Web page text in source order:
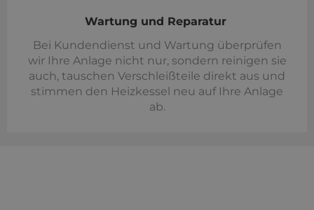
Wartung und Reparatur
Bei Kundendienst und Wartung überprüfen
wir Ihre Anlage nicht nur, sondern reinigen sie
auch, tauschen Verschleißteile direkt aus und
stimmen den Heizkessel neu auf Ihre Anlage
ab.